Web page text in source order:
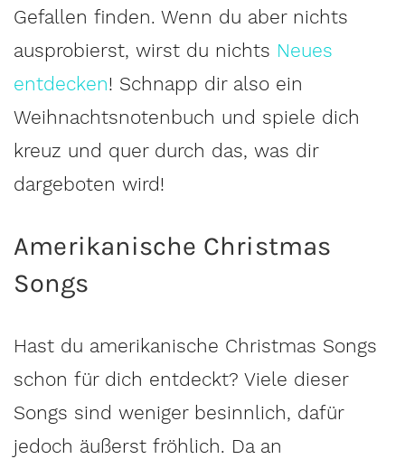
Gefallen finden. Wenn du aber nichts
ausprobierst, wirst du nichts Neues
entdecken! Schnapp dir also ein
Weihnachtsnotenbuch und spiele dich
kreuz und quer durch das, was dir
dargeboten wird!
Amerikanische Christmas
Songs
Hast du amerikanische Christmas Songs
schon für dich entdeckt? Viele dieser
Songs sind weniger besinnlich, dafür
jedoch äußerst fröhlich. Da an